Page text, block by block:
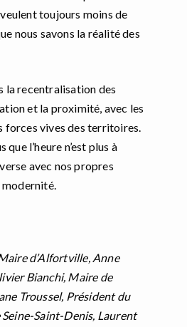
toujours moins de
nous savons la réalité des
la recentralisation des
et la proximité, avec les
forces vives des territoires.
l’heure n’est plus à
avec nos propres
modernité.
d’Alfortville, Anne
Bianchi, Maire de
Troussel, Président du
Saint-Denis, Laurent